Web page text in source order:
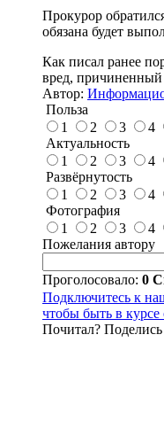
Прокурор
обязана будет
Как писал ранее
вред, причиненный
Автор:
Польза
1
2 3 4
Актуальность
1
2 3 4
Развёрнутость
1
2 3 4
Фотография
1
2 3 4
Пожелания автору
Проголосовало: 0
Подключитесь к
чтобы быть в
Почитал?